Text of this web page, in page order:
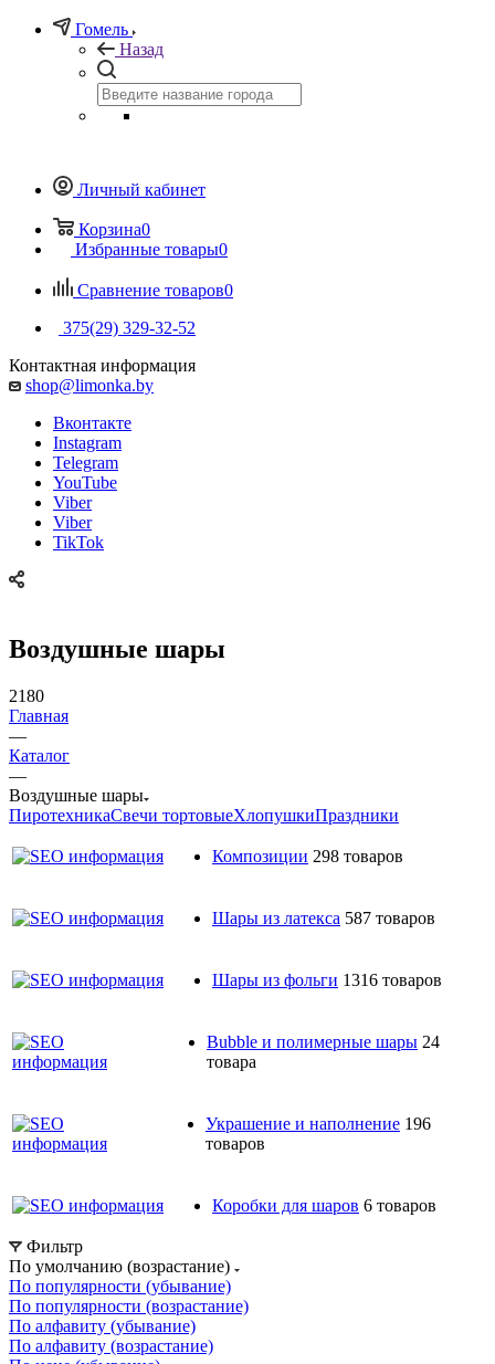
Гомель
Назад
Личный кабинет
Корзина0
Избранные товары0
Сравнение товаров0
375(29) 329-32-52
Контактная информация
shop@limonka.by
Вконтакте
Instagram
Telegram
YouTube
Viber
Viber
TikTok
Воздушные шары
2180
Главная
—
Каталог
—
Воздушные шары
ПиротехникаСвечи тортовыеХлопушкиПраздники
Композиции 298 товаров
Шары из латекса 587 товаров
Шары из фольги 1316 товаров
Bubble и полимерные шары 24
товара
Украшение и наполнение 196
товаров
Коробки для шаров 6 товаров
Фильтр
По умолчанию (возрастание)
По популярности (убывание)
По популярности (возрастание)
По алфавиту (убывание)
По алфавиту (возрастание)